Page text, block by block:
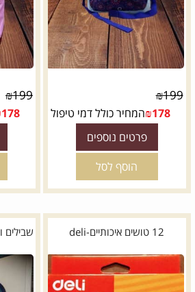
₪199
₪178 המחיר כולל דמי טיפול
פרטים נוספים
הוסף לסל
₪199
178
12 טושים איכותיים-deli שבילים